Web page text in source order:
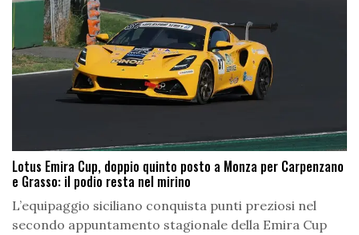
Lotus Emira Cup, doppio quinto posto a Monza per Carpenzano
e Grasso: il podio resta nel mirino
L’equipaggio siciliano conquista punti preziosi nel
secondo appuntamento stagionale della Emira Cup